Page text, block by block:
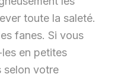
toute la saleté.
fanes. Si vous
en petites
selon votre